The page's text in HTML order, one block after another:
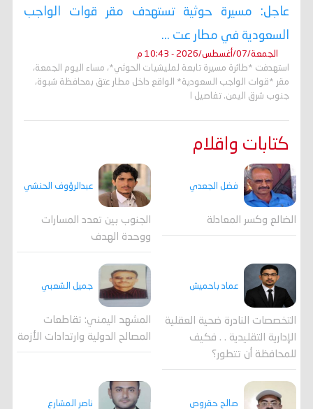
عاجل: مسيرة حوثية تستهدف مقر قوات الواجب
السعودية في مطار عت ...
الجمعة/07/أغسطس/2026 - 10:43 م
استهدفت *طائرة مسيرة تابعة لمليشيات الحوثي*، مساء اليوم الجمعة،
مقر *قوات الواجب السعودية* الواقع داخل مطار عتق بمحافظة شبوة،
جنوب شرق اليمن. تفاصيل ا
كتابات واقلام
فضل الجعدي
الضالع وكسر المعادلة
عبدالرؤوف الحنشي
الجنوب بين تعدد المسارات
ووحدة الهدف
عماد باحميش
التخصصات النادرة ضحية العقلية
الإدارية التقليدية . . فكيف
للمحافظة أن تتطور؟
جميل الشعبي
المشهد اليمني: تقاطعات
المصالح الدولية وارتدادات الأزمة
صالح حقروص ناصر المشارع